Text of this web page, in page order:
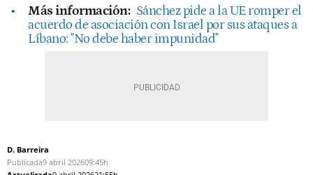
Más información: Sánchez pide a la UE romper el
acuerdo de asociación con Israel por sus ataques a
Líbano: "No debe haber impunidad"
D. Barreira
Publicada9 abril 202609:45h